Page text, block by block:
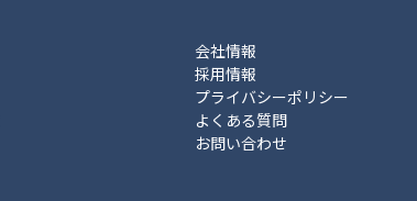
会社情報
採用情報
プライバシーポリシー
よくある質問
お問い合わせ